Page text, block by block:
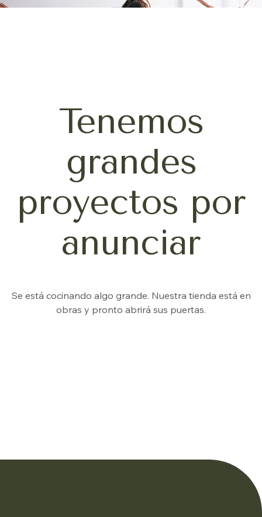
Tenemos
grandes
proyectos por
anunciar
Se está cocinando algo grande. Nuestra tienda está en
obras y pronto abrirá sus puertas.